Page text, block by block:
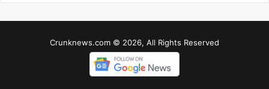
Crunknews.com © 2026, All Rights Reserved